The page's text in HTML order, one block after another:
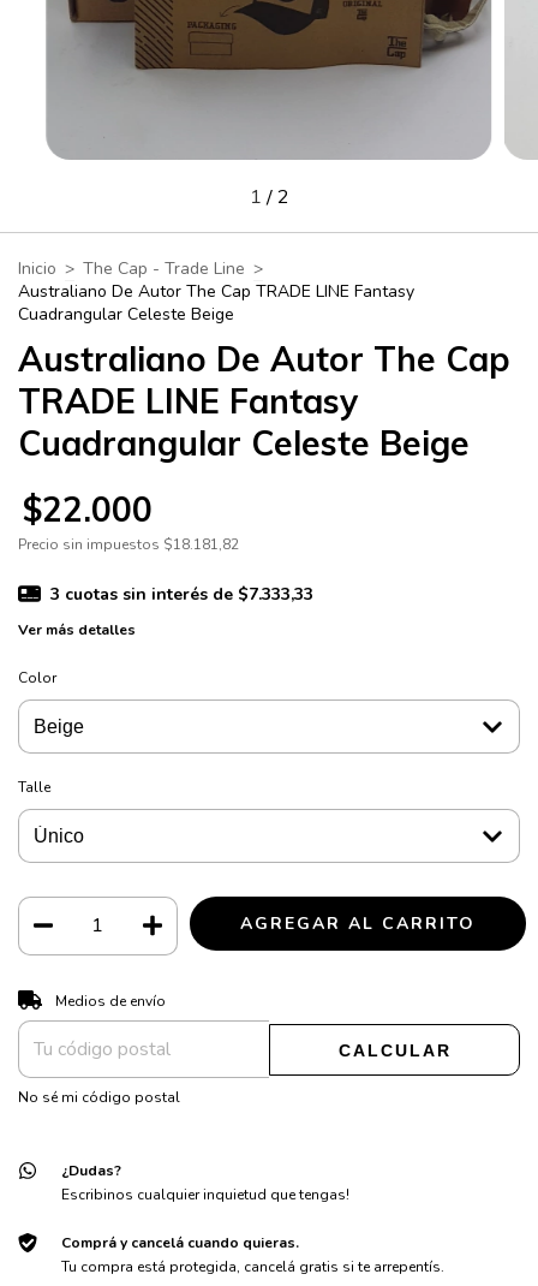
1 / 2
Inicio > The Cap - Trade Line >
Australiano De Autor The Cap TRADE LINE Fantasy
Cuadrangular Celeste Beige
Australiano De Autor The Cap
TRADE LINE Fantasy
Cuadrangular Celeste Beige
$22.000
Precio sin impuestos $18.181,82
3 cuotas sin interés de $7.333,33
Ver más detalles
Color
Talle
Entregas para el CP:
Medios de envío
CALCULAR
No sé mi código postal
¿Dudas?
Escribinos cualquier inquietud que tengas!
Comprá y cancelá cuando quieras.
Tu compra está protegida, cancelá gratis si te arrepentís.